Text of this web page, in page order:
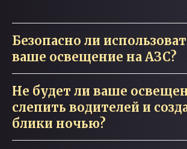
Безопасно ли
ваше освещение на АЗС?
Не будет ли ваше
слепить водителей и
блики ночью?